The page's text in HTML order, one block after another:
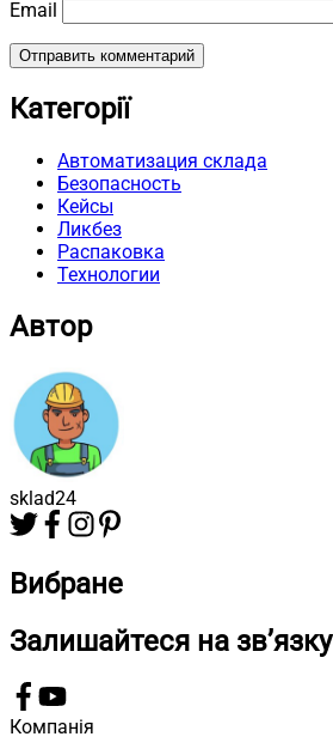
Email
Категорії
Автоматизация склада
Безопасность
Кейсы
Ликбез
Распаковка
Технологии
Автор
sklad24
Вибране
Залишайтеся на зв’язку
Компанія